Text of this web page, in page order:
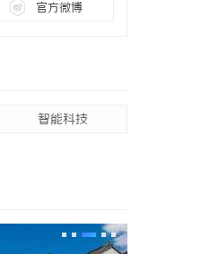
官方微博
智能科技